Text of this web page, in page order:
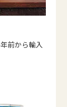
前から輸入